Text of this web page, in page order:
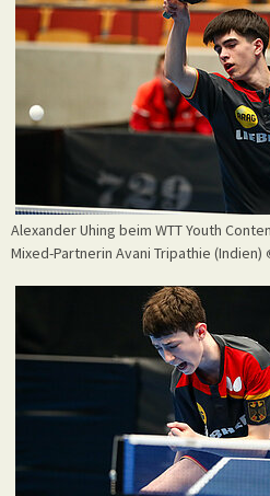
Alexander Uhing beim WTT Youth
Mixed-Partnerin Avani Tripathie (Indien)